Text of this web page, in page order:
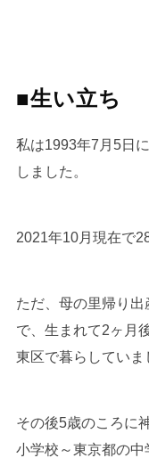
■生い立ち
私は1993年7月5日
しました。
2021年10月現在で
ただ、母の里帰り
で、生まれて2ヶ月
東区で暮らしていま
その後5歳のころに
小学校～東京都の